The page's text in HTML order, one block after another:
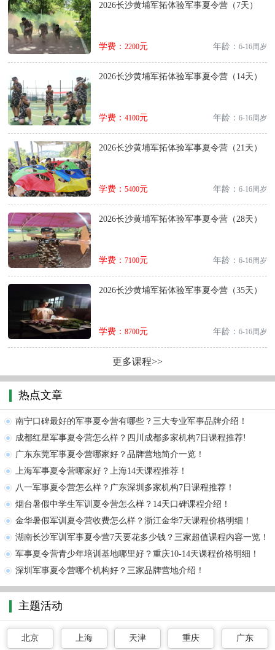
2026长沙黄埔军拓体验军事夏令营（7天）
学费： 2200元 年龄： 6-16周岁
2026长沙黄埔军拓体验军事夏令营（14天）
学费： 4100元 年龄： 6-16周岁
2026长沙黄埔军拓体验军事夏令营（21天）
学费： 5400元 年龄： 6-16周岁
2026长沙黄埔军拓体验军事夏令营（28天）
学费： 7100元 年龄： 6-16周岁
2026长沙黄埔军拓体验军事夏令营（35天）
学费： 8700元 年龄： 6-16周岁
更多课程>>
热点文章
南宁口碑最好的军事夏令营有哪些？三大专业军事品牌介绍！
成都红星军事夏令营怎么样？四川成都多家机构7日课程推荐!
广东东莞军事夏令营哪家好？品牌营地简介一览！
上海军事夏令营哪家好？上海14天课程推荐！
八一军事夏令营怎么样？广东深圳多家机构7日课程推荐！
烟台暑假中学生军训夏令营怎么样？14天口碑课程介绍！
金华暑假军训夏令营收费怎么样？浙江金华7天课程价格明细！
湖南长沙军训军事夏令营7天要花多少钱？三家超值课程内容一览！
军事夏令营青少年培训基地哪里好？重庆10-14天课程价格明细！
深圳军事夏令营哪个机构好？三家品牌营地介绍！
主题活动
北京 上海 天津 重庆 广东